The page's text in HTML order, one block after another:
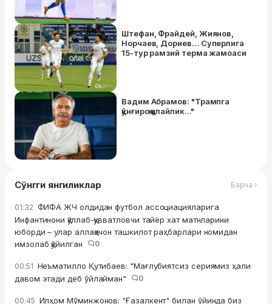
Штефан, Фрайдей, Жиянов,
Норчаев, Дориев… Суперлига
15-тур рамзий терма жамоаси
Вадим Абрамов: "Трампга
қўнғироқ қилайлик..."
Сўнгги янгиликлар Барча ›
01:32 ФИФА ЖЧ олдидан футбол ассоциацияларига
Инфантинони қўллаб-қувватловчи тайёр хат матнларини
юборди – улар аллақачон ташкилот раҳбарлари номидан
имзолаб қўйилган
0
00:51 Неъматилло Қутибаев: "Мағлубиятсиз сериямиз ҳали
давом этади деб ўйлайман"
0
00:45 Илҳом Мўминжонов: "Ғазалкент" билан ўйинда биз